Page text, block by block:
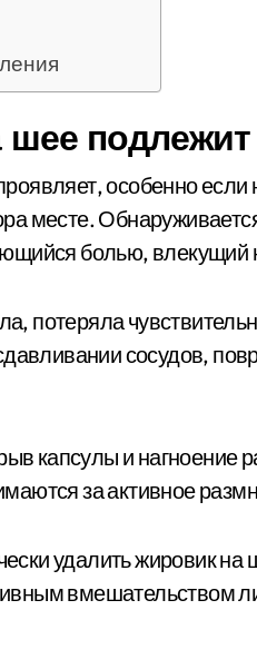
шее
особенно если
месте.
болью, влекущий
потеряла
сосудов,
капсулы и нагноение
за активное
удалить жировик
вмешательством